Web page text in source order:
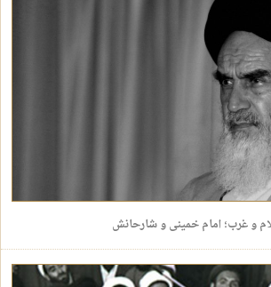
و غرب؛ امام خمینی و شارحانش